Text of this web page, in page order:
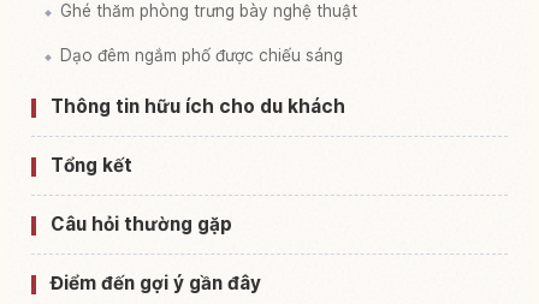
Ghé thăm phòng trưng bày nghệ thuật
Dạo đêm ngắm phố được chiếu sáng
Thông tin hữu ích cho du khách
Tổng kết
Câu hỏi thường gặp
Điểm đến gợi ý gần đây